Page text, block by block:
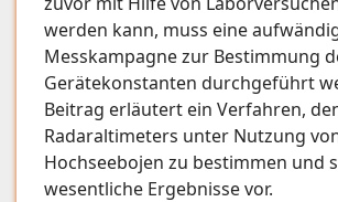
werden kann, muss eine
Messkampagne zur Bestimmung
Gerätekonstanten durchgeführt
Beitrag erläutert ein Verfahren,
Radaraltimeters unter Nutzung
Hochseebojen zu bestimmen und
wesentliche Ergebnisse vor.